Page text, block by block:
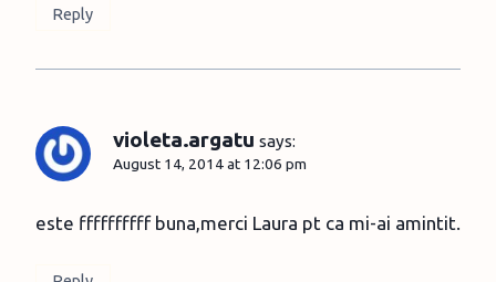
Reply
violeta.argatu says:
August 14, 2014 at 12:06 pm
este ffffffffff buna,merci Laura pt ca mi-ai amintit.